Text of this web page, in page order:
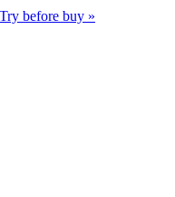
before buy »